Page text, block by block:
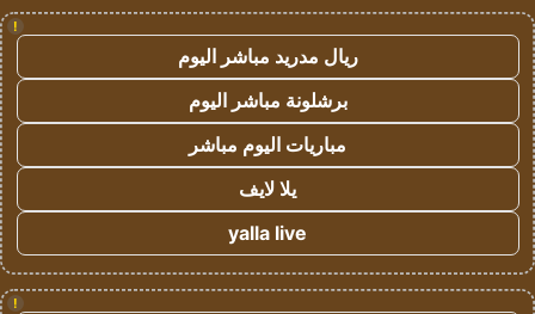
!
ريال مدريد مباشر اليوم
برشلونة مباشر اليوم
مباريات اليوم مباشر
يلا لايف
yalla live
!